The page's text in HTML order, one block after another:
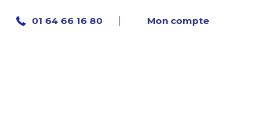
01 64 66 16 80 Mon compte